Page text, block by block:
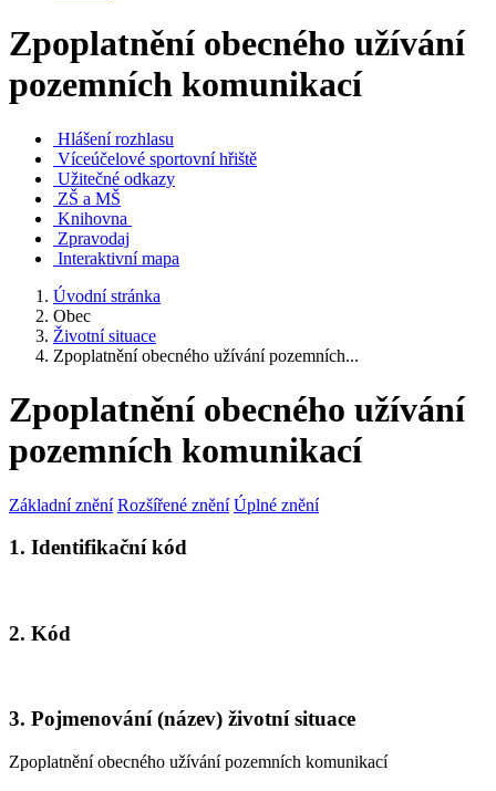
Zpoplatnění obecného užívání
pozemních komunikací
Hlášení rozhlasu
Víceúčelové sportovní hřiště
Užitečné odkazy
ZŠ a MŠ
Knihovna
Zpravodaj
Interaktivní mapa
Úvodní stránka
Obec
Životní situace
Zpoplatnění obecného užívání pozemních...
Zpoplatnění obecného užívání
pozemních komunikací
Základní znění Rozšířené znění Úplné znění
1. Identifikační kód
2. Kód
3. Pojmenování (název) životní situace
Zpoplatnění obecného užívání pozemních komunikací